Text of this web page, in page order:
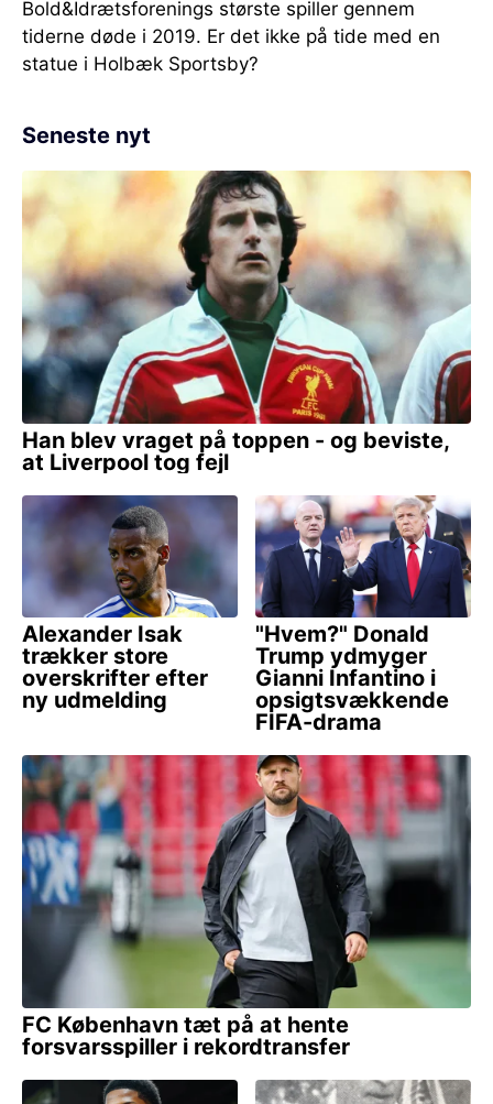
Bold&Idrætsforenings største spiller gennem
tiderne døde i 2019. Er det ikke på tide med en
statue i Holbæk Sportsby?
Seneste nyt